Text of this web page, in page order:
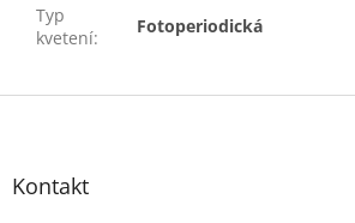
Typ
kvetení:
Fotoperiodická
Z
Kontakt